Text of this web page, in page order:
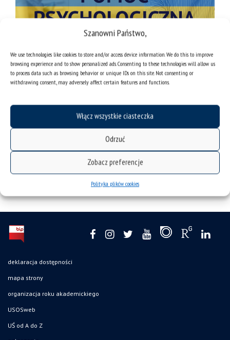
Szanowni Państwo,
We use technologies like cookies to store and/or access device information. We do this to improve
browsing experience and to show personalized ads. Consenting to these technologies will allow us
to process data such as browsing behavior or unique IDs on this site. Not consenting or
withdrawing consent, may adversely affect certain features and functions.
Włącz wszystkie ciasteczka
Odrzuć
Zobacz preferencje
Polityka plików cookies
deklaracja dostępności
mapa strony
organizacja roku akademickiego
USOSweb
UŚ od A do Z